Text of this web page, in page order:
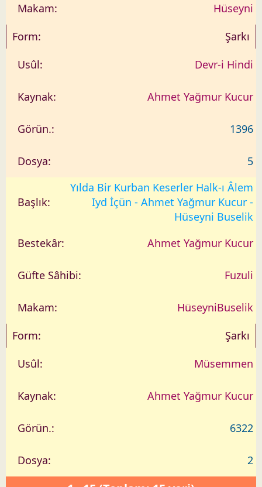
Hüseyni
Şarkı
Devr-i Hindi
Ahmet Yağmur Kucur
1396
5
Yılda Bir Kurban Keserler Halk-ı Âlem
Iyd İçün - Ahmet Yağmur Kucur -
Hüseyni Buselik
Ahmet Yağmur Kucur
Fuzuli
HüseyniBuselik
Şarkı
Müsemmen
Ahmet Yağmur Kucur
6322
2